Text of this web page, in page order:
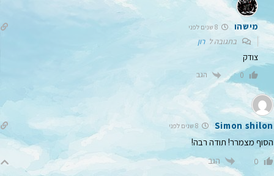
מישהו 8 שנים לפני
בתגובה לרון
צודק
0 הגב
Simon shilon 8 שנים לפני
הסוף מצמרר! תודה רבה!
0 הגב